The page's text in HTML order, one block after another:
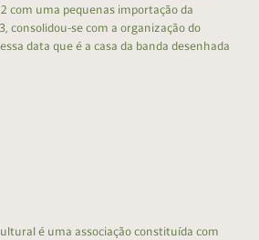
com uma pequenas importação da
consolidou-se com a organização do
data que é a casa da banda desenhada
é uma associação constituída com